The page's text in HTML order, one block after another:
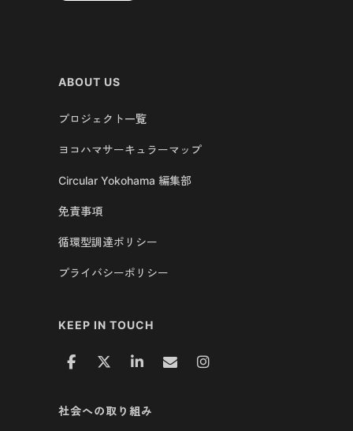
ABOUT US
プロジェクト一覧
ヨコハマサーキュラーマップ
Circular Yokohama 編集部
免責事項
循環型調達ポリシー
プライバシーポリシー
KEEP IN TOUCH
社会への取り組み